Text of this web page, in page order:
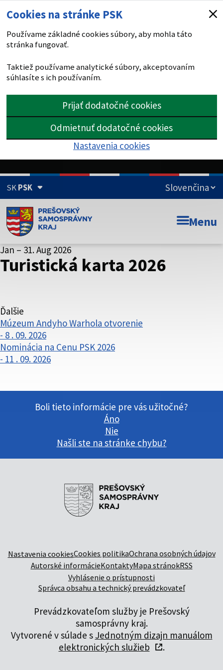
Cookies na stránke PSK
Používame základné cookies súbory, aby mohla táto
stránka fungovať.
Taktiež používame analytické súbory, akceptovaním
súhlasíte s ich používaním.
Prijať dodatočné cookies
Odmietnuť dodatočné cookies
Nastavenia cookies
SKPSK
Doména psk.sk je oficiálna
Toto je oficiálna webová stránka Prešovského
samosprávneho kraja. Oficiálne stránky využívajú doménu
psk.sk.
Buďte pozorní a vždy sa uistite, že zdieľate informácie iba
cez zabezpečenú webovú stránku. Zabezpečená stránka
vždy začína https:// pred názvom domény webového sídla.
Menu
Jan – 31. Aug 2026
Turistická karta 2026
Ďalšie
Múzeum Andyho Warhola otvorenie
- 8 . 09. 2026
Nominácia na Cenu PSK 2026
- 11 . 09. 2026
Boli tieto informácie pre vás užitočné?
Áno
Nie
Našli ste na stránke chybu?
Nastavenia cookiesCookies politikaOchrana osobných údajov
Autorské informácieKontaktyMapa stránokRSS
Vyhlásenie o prístupnosti
Správca obsahu a technický prevádzkovateľ
Prevádzkovateľom služby je Prešovský
samosprávny kraj.
Vytvorené v súlade s Jednotným dizajn manuálom
elektronických služieb
.